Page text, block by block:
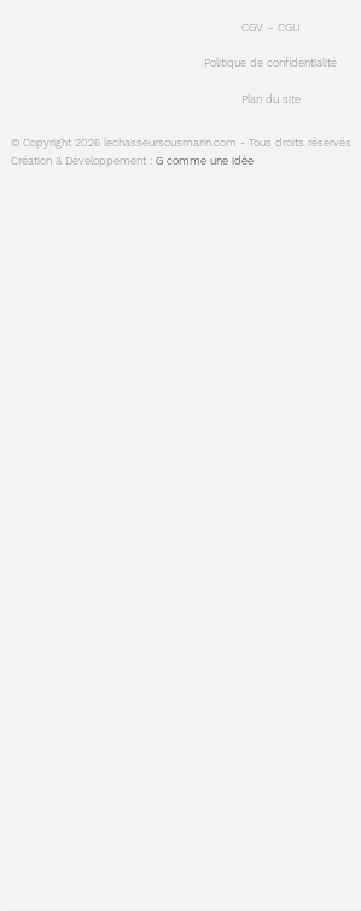
© Copyright 2026 lechasseursousmarin.com - Tous droits réservés
Création & Développement :G comme une idée
CGV – CGU
Politique de confidentialité
Plan du site